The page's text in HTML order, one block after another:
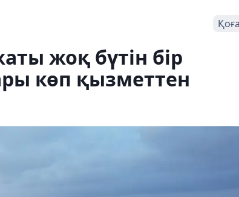
жоқ бүтін бір
көп қызметтен